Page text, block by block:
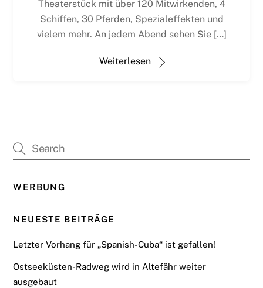
Theaterstück mit über 120 Mitwirkenden, 4
Schiffen, 30 Pferden, Spezialeffekten und
vielem mehr. An jedem Abend sehen Sie […]
Weiterlesen
WERBUNG
NEUESTE BEITRÄGE
Letzter Vorhang für „Spanish-Cuba“ ist gefallen!
Ostseeküsten-Radweg wird in Altefähr weiter
ausgebaut